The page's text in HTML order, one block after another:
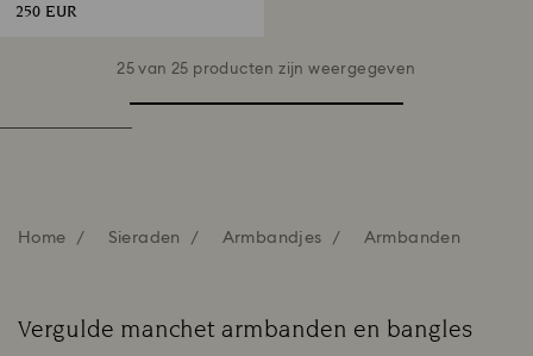
250 EUR
25 van 25 producten zijn weergegeven
Home Sieraden Armbandjes Armbanden
Vergulde manchet armbanden en bangles